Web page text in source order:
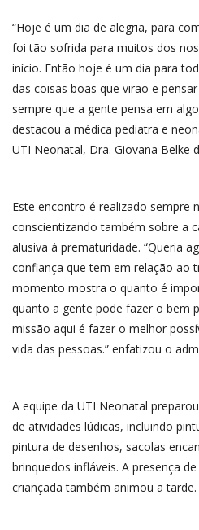
“Hoje é um dia de alegria, para
foi tão sofrida para muitos dos
início. Então hoje é um dia para
das coisas boas que virão e
sempre que a gente pensa em
destacou a médica pediatra e
UTI Neonatal, Dra. Giovana Belke
Este encontro é realizado sempre
conscientizando também sobre a
alusiva à prematuridade. “Queria
confiança que tem em relação ao
momento mostra o quanto é
quanto a gente pode fazer o bem
missão aqui é fazer o melhor
vida das pessoas.” enfatizou o
A equipe da UTI Neonatal
de atividades lúdicas, incluindo
pintura de desenhos, sacolas
brinquedos infláveis. A presença
criançada também animou a tarde.